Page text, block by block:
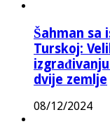
Šahman sa
Turskoj:
dvije zemlje
08/12/2024